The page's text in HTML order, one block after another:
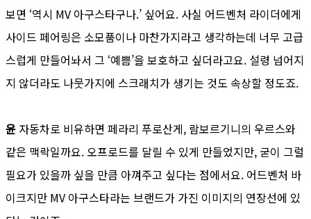
보면 ‘역시 MV 아구스타구나.’ 싶어요. 사실 어드벤처 라이더에게
사이드 페어링은 소모품이나 마찬가지라고 생각하는데 너무 고급
스럽게 만들어놔서 그 ‘예쁨’을 보호하고 싶더라고요. 설령 넘어지
지 않더라도 나뭇가지에 스크래치가 생기는 것도 속상할 정도죠.
윤 자동차로 비유하면 페라리 푸로산게, 람보르기니의 우르스와
같은 맥락일까요. 오프로드를 달릴 수 있게 만들었지만, 굳이 그럴
필요가 있을까 싶을 만큼 아껴주고 싶다는 점에서요. 어드벤처 바
이크지만 MV 아구스타라는 브랜드가 가진 이미지의 연장선에 있